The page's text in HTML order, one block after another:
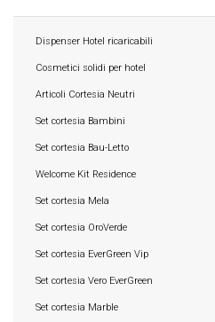
Dispenser Hotel ricaricabili
Cosmetici solidi per hotel
Articoli Cortesia Neutri
Set cortesia Bambini
Set cortesia Bau-Letto
Welcome Kit Residence
Set cortesia Mela
Set cortesia OroVerde
Set cortesia EverGreen Vip
Set cortesia Vero EverGreen
Set cortesia Marble